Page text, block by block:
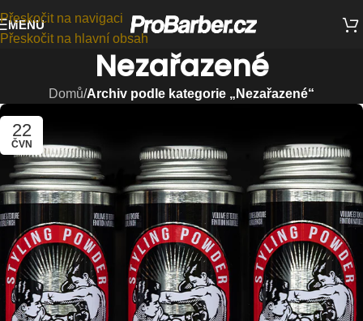
Přeskočit na navigaci
Přeskočit na hlavní obsah
MENU
Nezařazené
Domů/Archiv podle kategorie „Nezařazené“
22
ČVN